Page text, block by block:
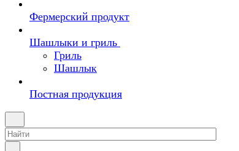
Фермерский продукт
Шашлыки и гриль
Гриль
Шашлык
Постная продукция